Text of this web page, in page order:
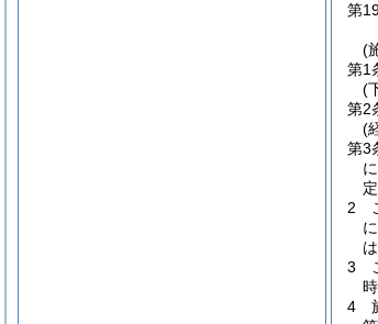
第
(
第1
(
第2
(
第3
2
3
4